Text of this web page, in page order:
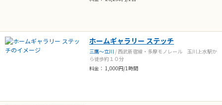
ホームギャラリー ステッチ
三鷹～立川 / 西武新宿線・多摩モノレール 玉川上水駅か
ら徒歩約１０分
料金： 1,000円/1時間